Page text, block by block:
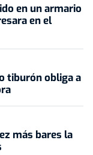
en un armario
en el
tiburón obliga a
más bares la